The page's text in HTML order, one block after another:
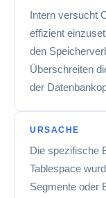
Intern versucht
effizient
den
Überschreiten
der
URSACHE
Die spezifische
Tablespace
Segmente oder